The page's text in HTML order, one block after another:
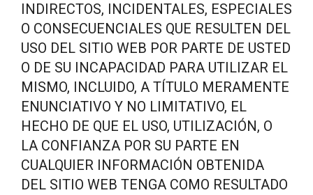
INDIRECTOS, INCIDENTALES, ESPECIALES
O CONSECUENCIALES QUE RESULTEN DEL
USO DEL SITIO WEB POR PARTE DE USTED
O DE SU INCAPACIDAD PARA UTILIZAR EL
MISMO, INCLUIDO, A TÍTULO MERAMENTE
ENUNCIATIVO Y NO LIMITATIVO, EL
HECHO DE QUE EL USO, UTILIZACIÓN, O
LA CONFIANZA POR SU PARTE EN
CUALQUIER INFORMACIÓN OBTENIDA
DEL SITIO WEB TENGA COMO RESULTADO